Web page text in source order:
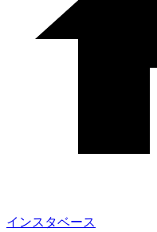
インスタベース